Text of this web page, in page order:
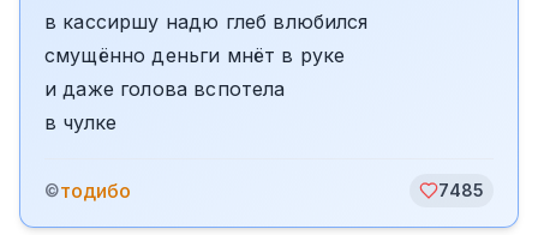
в кассиршу надю глеб влюбился
смущённо деньги мнёт в руке
и даже голова вспотела
в чулке
©тодибо 7485